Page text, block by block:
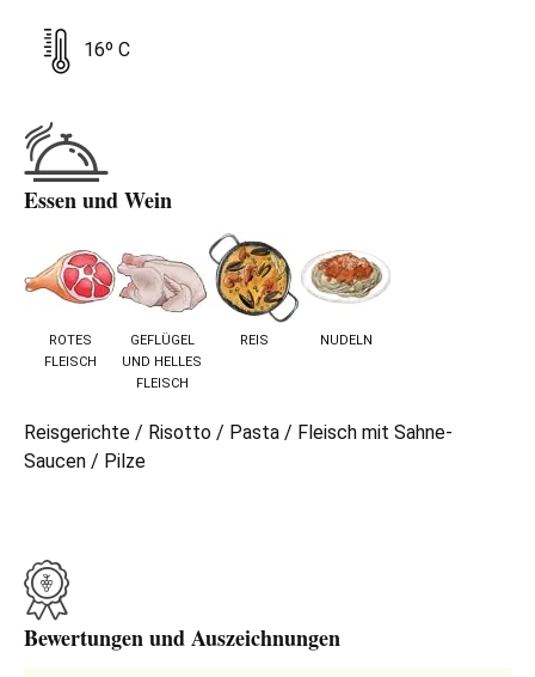
16º C
Essen und Wein
ROTES
FLEISCH
GEFLÜGEL
UND HELLES
FLEISCH
REIS NUDELN
Reisgerichte / Risotto / Pasta / Fleisch mit Sahne-
Saucen / Pilze
Bewertungen und Auszeichnungen